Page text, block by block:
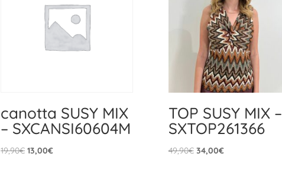
canotta SUSY MIX
– SXCANSI60604M
19,90€ Il
13,00€Il
TOP SUSY MIX –
SXTOP261366
49,90€ Il
34,00€Il